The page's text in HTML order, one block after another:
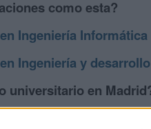
como esta?
Ingeniería Informática
Ingeniería y
universitario en
colegios mayores en Madrid